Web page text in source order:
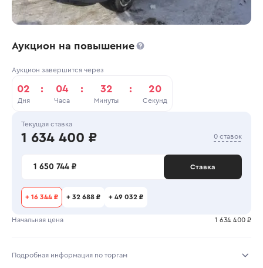
Аукцион на повышение
Аукцион завершится через
02
Дня
: 04
Часа
: 32
Минуты
: 20
Секунд
Текущая ставка
1 634 400 ₽ 0 ставок
1 650 744 ₽ Ставка
+ 16 344 ₽ + 32 688 ₽ + 49 032 ₽
Начальная цена 1 634 400 ₽
Подробная информация по торгам